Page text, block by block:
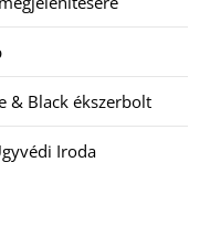
& Black ékszerbolt
Iroda